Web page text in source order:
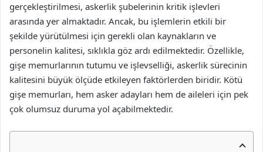
gerçekleştirilmesi, askerlik şubelerinin kritik işlevleri
arasında yer almaktadır. Ancak, bu işlemlerin etkili bir
şekilde yürütülmesi için gerekli olan kaynakların ve
personelin kalitesi, sıklıkla göz ardı edilmektedir. Özellikle,
gişe memurlarının tutumu ve işlevselliği, askerlik sürecinin
kalitesini büyük ölçüde etkileyen faktörlerden biridir. Kötü
gişe memurları, hem asker adayları hem de aileleri için pek
çok olumsuz duruma yol açabilmektedir.